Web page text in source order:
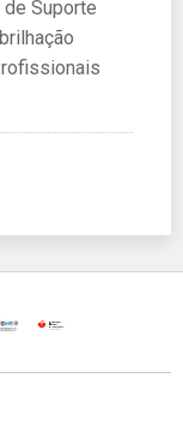
Suporte